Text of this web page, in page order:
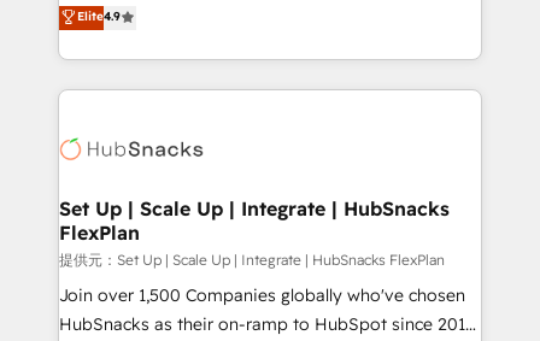
and CRM migration from any platform •
Client/member portals built on HubSpot • Custom
WooCommerce, BuilderTrend, and more Experience
the difference — reach out to see how AI + HubSpot
developing a new website to lead generation and
digital marketing; we do it all (and with great
results)! In short, our services include: - HubSpot
HubSpot development: websites, custom modules,
marketing, advertising, campaigns, content and
design We connect people, data and technology to
improve customer experiences. With our bright
people, exciting ideas and can-do mentality, we
ensure revenue growth on a daily basis. So tell us
Elite4.9
Set Up | Scale Up | Integrate | HubSnacks
FlexPlan
提供元：Set Up | Scale Up | Integrate | HubSnacks FlexPlan
Join over 1,500 Companies globally who've chosen
HubSnacks as their on-ramp to HubSpot since 2014